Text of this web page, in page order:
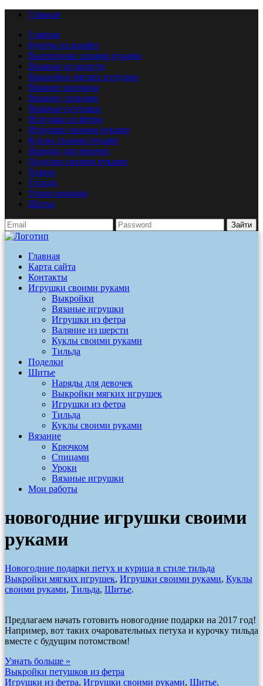
Главная
Главная
Букеты из конфет
Валентинки своими руками
Валяние из шерсти
Выкройки мягких игрушек
Вязание крючком
Вязание спицами
Вязаные игрушки
Игрушки из фетра
Игрушки своими руками
Куклы своими руками
Наряды для девочек
Поделки своими руками
Разное
Тильда
Уроки вязания
Шитье
Зайти
Главная
Карта сайта
Контакты
Игрушки своими руками
Выкройки
Вязаные игрушки
Игрушки из фетра
Валяние из шерсти
Куклы своими руками
Тильда
Поделки
Шитье
Наряды для девочек
Выкройки мягких игрушек
Игрушки из фетра
Тильда
Куклы своими руками
Вязание
Крючком
Спицами
Уроки
Вязаные игрушки
Мои работы
новогодние игрушки своими
руками
Новогодние подарки петух и курица в стиле тильда
Выкройки мягких игрушек, Игрушки своими руками, Куклы
своими руками, Тильда, Шитье.
Предлагаем начать готовить новогодние подарки на 2017 год!
Например, вот таких очаровательных петуха и курочку тильда
вместе с будущим потомством!
Узнать больше »
Выкройки петушков из фетра
Игрушки из фетра, Игрушки своими руками, Шитье.